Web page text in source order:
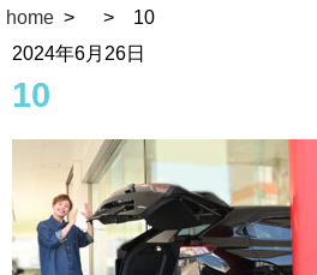
home
10
2024年6月26日
10